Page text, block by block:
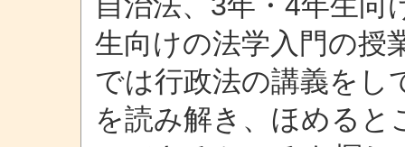
生向けの法学入門の授
では行政法の講義をし
を読み解き、ほめると